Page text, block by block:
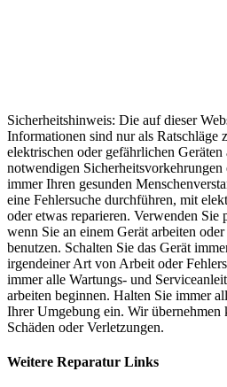
Sicherheitshinweis: Die auf dieser
Informationen sind nur als Ratschläge
elektrischen oder gefährlichen
notwendigen
immer Ihren gesunden
eine Fehlersuche durchführen, mit
oder etwas reparieren. Verwenden Sie
wenn Sie an einem Gerät arbeiten
benutzen. Schalten Sie das Gerät
irgendeiner Art von Arbeit oder
immer alle Wartungs- und
arbeiten beginnen. Halten Sie immer
Ihrer Umgebung ein. Wir
Schäden oder Verletzungen.
Weitere Reparatur Links